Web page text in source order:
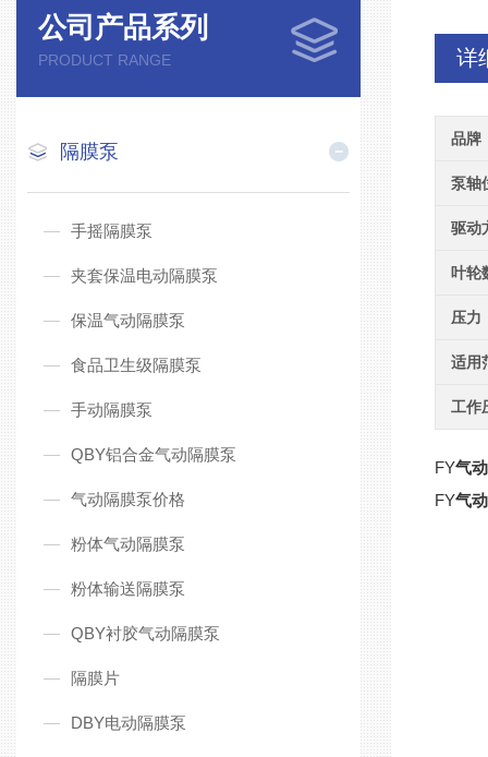
公司产品系列
PRODUCT RANGE
隔膜泵
手摇隔膜泵
夹套保温电动隔膜泵
保温气动隔膜泵
食品卫生级隔膜泵
手动隔膜泵
QBY铝合金气动隔膜泵
气动隔膜泵价格
粉体气动隔膜泵
粉体输送隔膜泵
QBY衬胶气动隔膜泵
隔膜片
DBY电动隔膜泵
详
品牌
泵轴
驱动
叶轮
压力
适用
工作
FY气
FY气